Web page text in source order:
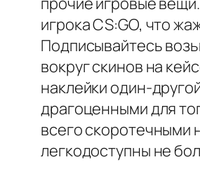
игрока CS:GO, что
Подписывайтесь
вокруг скинов на
наклейки один-
драгоценными для
всего скоротечными
легкодоступны не